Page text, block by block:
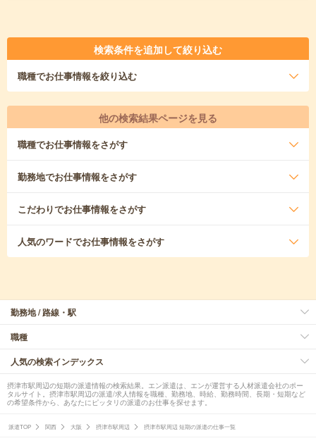
検索条件を追加して絞り込む
職種でお仕事情報を絞り込む
他の検索結果ページを見る
職種でお仕事情報をさがす
勤務地でお仕事情報をさがす
こだわりでお仕事情報をさがす
人気のワードでお仕事情報をさがす
勤務地 / 路線・駅
職種
人気の検索インデックス
摂津市駅周辺の短期の派遣情報の検索結果。エン派遣は、エンが運営する人材派遣会社のポー
タルサイト。摂津市駅周辺の派遣/求人情報を職種、勤務地、時給、勤務時間、長期・短期など
の希望条件から、あなたにピッタリの派遣のお仕事を探せます。
派遣TOP 関西 大阪 摂津市駅周辺 摂津市駅周辺 短期の派遣の仕事一覧